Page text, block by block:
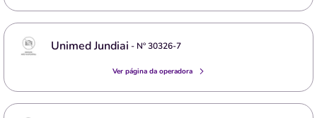
Unimed Jundiai - Nº30326-7
Ver página da operadora